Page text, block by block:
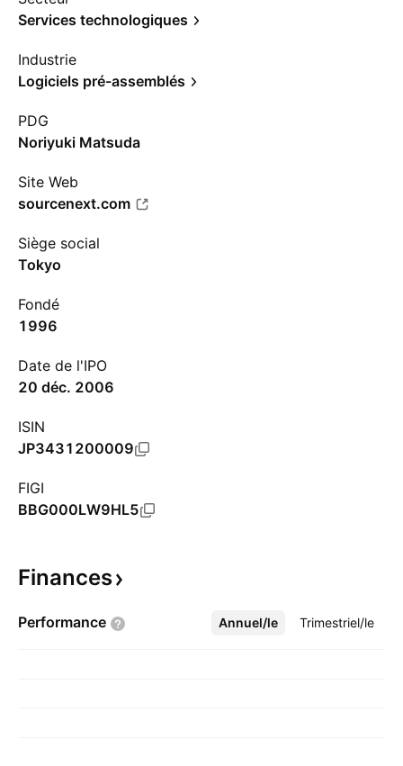
Services technologiques
Industrie
Logiciels pré-assemblés
PDG
Noriyuki Matsuda
Site Web
sourcenext.com
Siège social
Tokyo
Fondé
1996
Date de l'IPO
20 déc. 2006
ISIN
JP3431200009
FIGI
BBG000LW9HL5
Finances
Performance Annuel/le Trimestriel/le
Plus